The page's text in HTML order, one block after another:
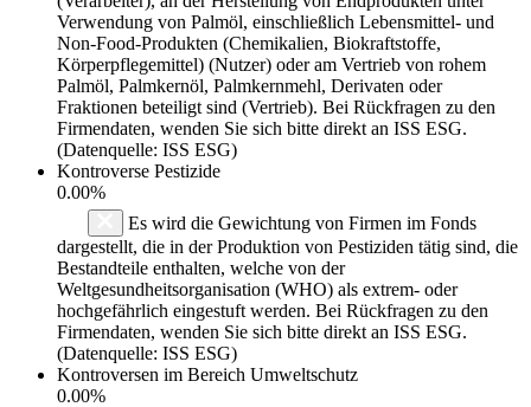
Verwendung von Palmöl, einschließlich Lebensmittel- und
Non-Food-Produkten (Chemikalien, Biokraftstoffe,
Körperpflegemittel) (Nutzer) oder am Vertrieb von rohem
Palmöl, Palmkernöl, Palmkernmehl, Derivaten oder
Fraktionen beteiligt sind (Vertrieb). Bei Rückfragen zu den
Firmendaten, wenden Sie sich bitte direkt an ISS ESG.
(Datenquelle: ISS ESG)
Kontroverse Pestizide
0.00%
Es wird die Gewichtung von Firmen im Fonds
dargestellt, die in der Produktion von Pestiziden tätig sind, die
Bestandteile enthalten, welche von der
Weltgesundheitsorganisation (WHO) als extrem- oder
hochgefährlich eingestuft werden. Bei Rückfragen zu den
Firmendaten, wenden Sie sich bitte direkt an ISS ESG.
(Datenquelle: ISS ESG)
Kontroversen im Bereich Umweltschutz
0.00%